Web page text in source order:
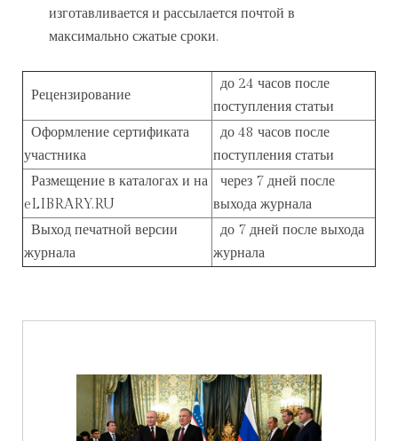
изготавливается и рассылается почтой в
максимально сжатые сроки.
Рецензирование
до 24 часов после
поступления статьи
Оформление сертификата
участника
до 48 часов после
поступления статьи
Размещение в каталогах и на
eLIBRARY.RU
через 7 дней после
выхода журнала
Выход печатной версии
журнала
до 7 дней после выхода
журнала